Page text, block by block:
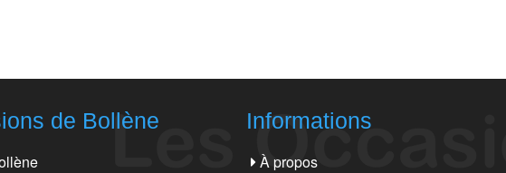
de Bollène Informations
À propos